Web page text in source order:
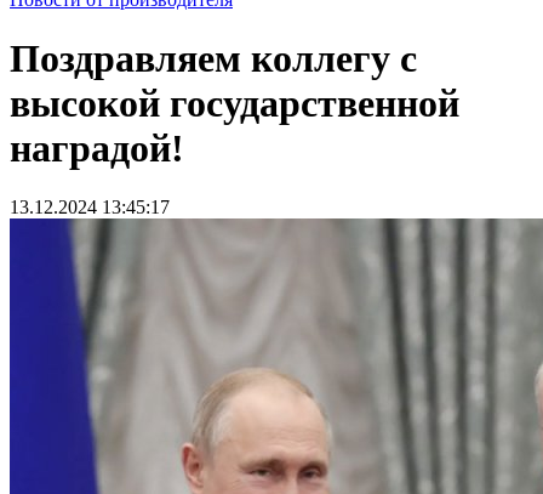
Поздравляем коллегу с
высокой государственной
наградой!
13.12.2024 13:45:17